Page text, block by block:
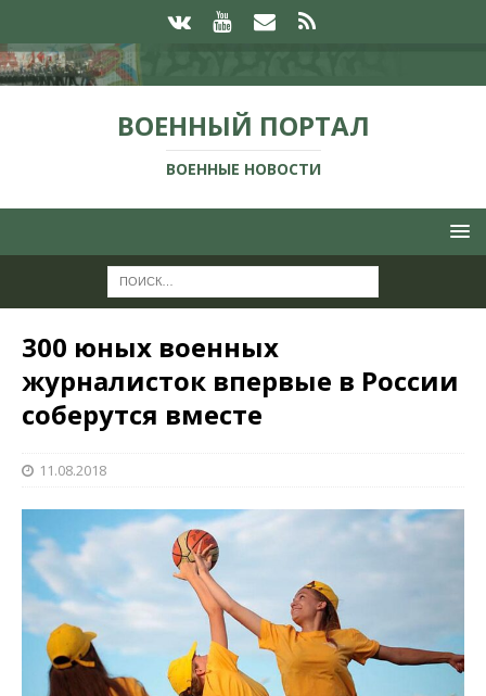
ВОЕННЫЙ ПОРТАЛ
ВОЕННЫЕ НОВОСТИ
300 юных военных
журналисток впервые в России
соберутся вместе
11.08.2018